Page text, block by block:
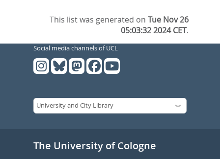
This list was generated onTue Nov 26
05:03:32 2024 CET.
Social media channels of UCL
The University of Cologne